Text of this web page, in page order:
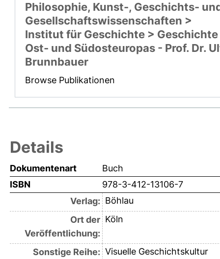
Philosophie, Kunst-, Geschichts-
Gesellschaftswissenschaften >
Institut für Geschichte > Geschichte
Ost- und Südosteuropas - Prof. Dr.
Brunnbauer
Browse Publikationen
Details
Dokumentenart
Buch
ISBN
978-3-412-13106-7
Verlag: Böhlau
Ort der
Veröffentlichung:
Köln
Sonstige Reihe: Visuelle Geschichtskultur